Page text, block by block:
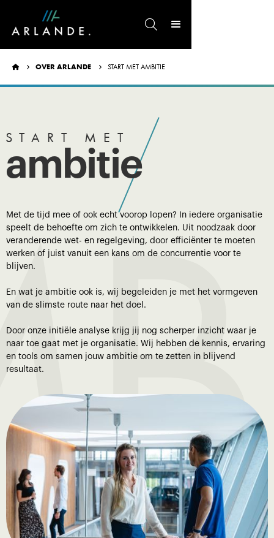

  OVER ARLANDE  START MET AMBITIE
START MET
ambitie
Met de tijd mee of ook echt voorop lopen? In iedere organisatie
speelt de behoefte om zich te ontwikkelen. Uit noodzaak door
veranderende wet- en regelgeving, door efficiënter te moeten
werken of juist vanuit een kans om de concurrentie voor te
blijven.
En wat je ambitie ook is, wij begeleiden je met het vormgeven
van de slimste route naar het doel.
Door onze initiële analyse krijg jij nog scherper inzicht waar je
naar toe gaat met je organisatie. Wij hebben de kennis, ervaring
en tools om samen jouw ambitie om te zetten in blijvend
resultaat.